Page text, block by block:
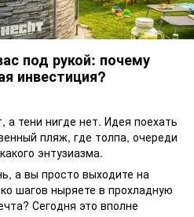
под рукой: почему
инвестиция?
а тени нигде нет. Идея поехать
пляж, где толпа, очереди
энтузиазма.
а вы просто выходите на
шагов ныряете в прохладную
Сегодня это вполне